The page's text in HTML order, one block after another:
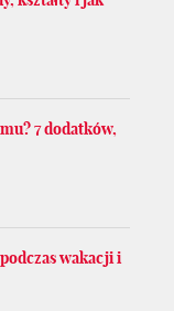
7 dodatków,
wakacji i